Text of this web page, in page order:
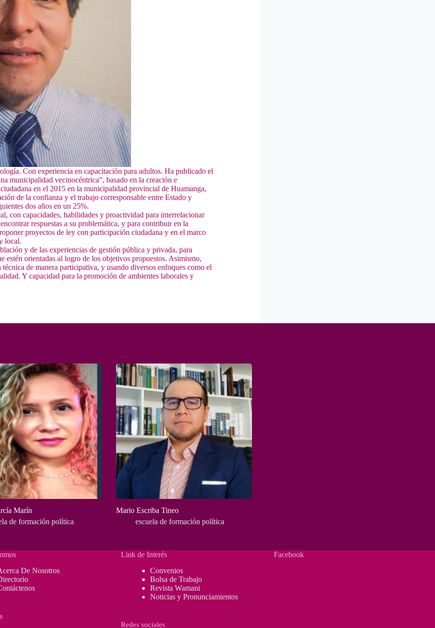
Con experiencia en capacitación para adultos. Ha publicado el
municipalidad vecinocéntrica”, basado en la creación e
en el 2015 en la municipalidad provincial de Huamanga,
de la confianza y el trabajo corresponsable entre Estado y
dos años en un 25%.
con capacidades, habilidades y proactividad para interrelacionar
respuestas a su problemática, y para contribuir en la
proyectos de ley con participación ciudadana y en el marco
local.
y de las experiencias de gestión pública y privada, para
estén orientadas al logro de los objetivos propuestos. Asimismo,
de manera participativa, y usando diversos enfoques como el
Y capacidad para la promoción de ambientes laborales y
Marín
de formación política
Mario Escriba Tineo
escuela de formación política
De Nosotros
Link de Interés
Convenios
Bolsa de Trabajo
Revista Wamani
Noticias y Pronunciamientos
Redes sociales
Facebook